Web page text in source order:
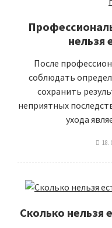
нельзя
После
соблюдать
сохранить
неприятных
ухода
18.
Сколько нельзя